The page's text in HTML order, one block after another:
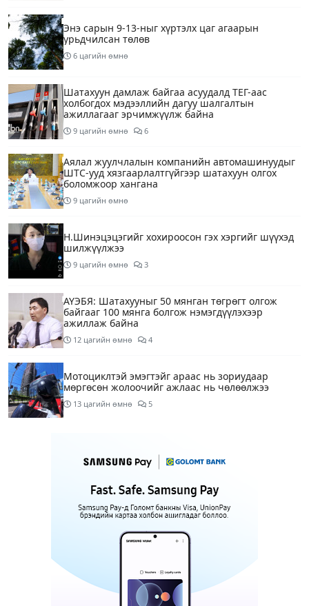
Энэ сарын 9-13-ныг хүртэлх цаг агаарын
урьдчилсан төлөв
6 цагийн өмнө
Шатахуун дамлаж байгаа асуудалд ТЕГ-аас
холбогдох мэдээллийн дагуу шалгалтын
ажиллагааг эрчимжүүлж байна
9 цагийн өмнө 6
Аялал жуулчлалын компанийн автомашинуудыг
ШТС-ууд хязгаарлалтгүйгээр шатахуун олгох
боломжоор хангана
9 цагийн өмнө
Н.Шинэцэцэгийг хохироосон гэх хэргийг шүүхэд
шилжүүлжээ
9 цагийн өмнө 3
АҮЭБЯ: Шатахууныг 50 мянган төгрөгт олгож
байгааг 100 мянга болгож нэмэгдүүлэхээр
ажиллаж байна
12 цагийн өмнө 4
Мотоциклтэй эмэгтэйг араас нь зориудаар
мөргөсөн жолоочийг ажлаас нь чөлөөлжээ
13 цагийн өмнө 5
шатахуун дамлан зарж буй асуудалд хяналт
тавихыг үүрэгдэв
Тарвас ачих ажилд туслахаар гэрээсээ гарсан 10
14 цагийн өмнө 2
АҮЭБЯ: Тэгш, сондгойг мөрдөөгүй 7 ШТС-д
торгууль ногдуулах, тусгай зөвшөөрлийг нь
цуцлах хүртэл арга хэмжээ авахыг сануулав